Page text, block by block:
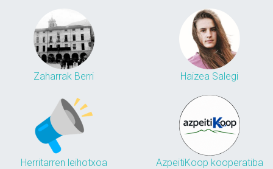
Zaharrak Berri Haizea Salegi
Herritarren leihotxoa AzpeitiKoop kooperatiba